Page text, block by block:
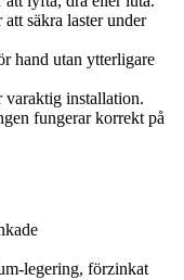
säkra laster under
hand utan ytterligare
varaktig installation.
fungerar korrekt på
legering, förzinkat